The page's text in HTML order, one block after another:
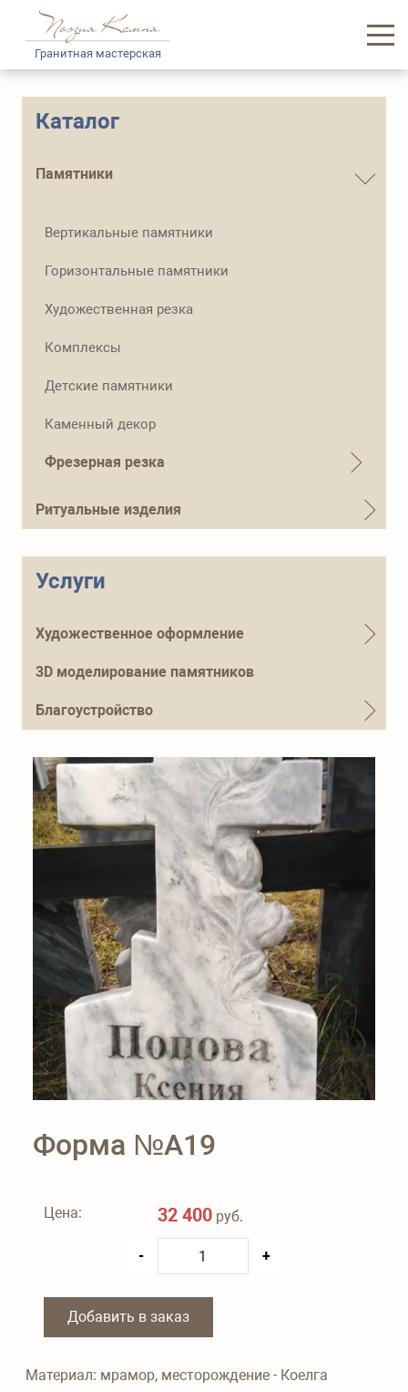
Гранитная мастерская
Доставка и логистика
+7 (915) 644-01-54
Каталог
Памятники
Вертикальные памятники
Горизонтальные памятники
Художественная резка
Комплексы
Детские памятники
Каменный декор
Фрезерная резка
Ритуальные изделия
Услуги
Художественное оформление
3D моделирование памятников
Благоустройство
Форма №А19
Цена: 32 400 руб.
- +
Добавить в заказ
Материал: мрамор, месторождение - Коелга